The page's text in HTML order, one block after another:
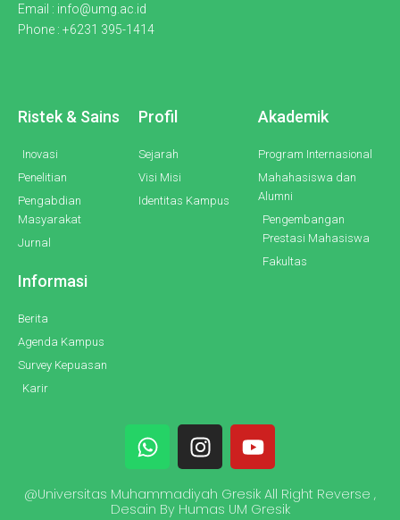
Email : info@umg.ac.id
Phone : +6231 395-1414
Ristek & Sains
Inovasi
Penelitian
Pengabdian
Masyarakat
Jurnal
Profil
Sejarah
Visi Misi
Identitas Kampus
Akademik
Program Internasional
Mahahasiswa dan
Alumni
Pengembangan
Prestasi Mahasiswa
Fakultas
Informasi
Berita
Agenda Kampus
Survey Kepuasan
Karir
W
h
t
I
n
t
Y
o
t
@Universitas Muhammadiyah Gresik All Right Reverse ,
Desain By Humas UM Gresik